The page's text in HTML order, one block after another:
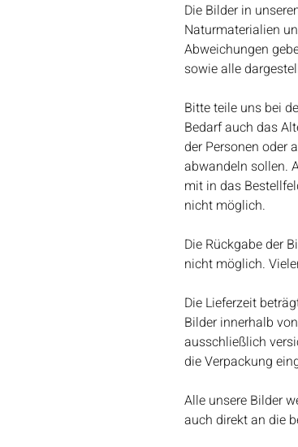
Die Bilder in
Naturmaterialien
Abweichungen
sowie alle
Bitte teile uns bei
Bedarf auch das
der Personen oder
abwandeln sollen.
mit in das
nicht möglich.
Die Rückgabe der
nicht möglich.
Die Lieferzeit
Bilder innerhalb
ausschließlich
die Verpackung
Alle unsere Bilder
auch direkt an die